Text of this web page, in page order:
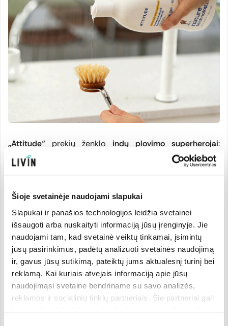
Šioje svetainėje naudojami slapukai
Slapukai ir panašios technologijos leidžia svetainei
išsaugoti arba nuskaityti informaciją jūsų įrenginyje. Jie
naudojami tam, kad svetainė veiktų tinkamai, įsimintų
jūsų pasirinkimus, padėtų analizuoti svetainės naudojimą
ir, gavus jūsų sutikimą, pateiktų jums aktualesnį turinį bei
reklamą. Kai kuriais atvejais informaciją apie jūsų
naudojimąsi svetaine bendriname su savo analizės,
reklamos ir socialinių tinklų partneriais. Šie partneriai gali
„Attitude“ prekių ženklo indų plovimo superherojai:
citrusų žievelių aromato indų ploviklis
LIVIN klientų
mylimos
. Šie produktai pagaminti iš
augalinių ir mineralinių sudedamųjų dalių, jų sudėtyje
ne tik saugesni visai šeimai, bet ir draugiškesni aplinkai,
nes jų sudėtyje naudojamos biologiškai skaidžios
medžiagos, kurios mažiau teršia vandenį irnekenkia
vandens ekosistemoms.
Indaplovių priežiūros priemonės
Jei rūpiniesi savo indų švara,nepamiršk ir indaplovės
priežiūros.Jei indaplovė nėra reguliariai valoma, riebalų,
maisto likučių ir kalkių nuosėdos gali užkimšti